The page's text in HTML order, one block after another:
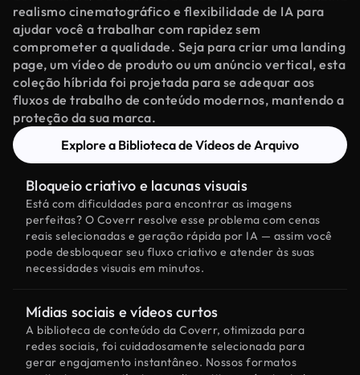
realismo cinematográfico e flexibilidade de IA para
ajudar você a trabalhar com rapidez sem
comprometer a qualidade. Seja para criar uma landing
page, um vídeo de produto ou um anúncio vertical, esta
coleção híbrida foi projetada para se adequar aos
fluxos de trabalho de conteúdo modernos, mantendo a
proteção da sua marca.
Explore a Biblioteca de Vídeos de Arquivo
Bloqueio criativo e lacunas visuais
Está com dificuldades para encontrar as imagens
perfeitas? O Coverr resolve esse problema com cenas
reais selecionadas e geração rápida por IA — assim você
pode desbloquear seu fluxo criativo e atender às suas
necessidades visuais em minutos.
Mídias sociais e vídeos curtos
A biblioteca de conteúdo da Coverr, otimizada para
redes sociais, foi cuidadosamente selecionada para
gerar engajamento instantâneo. Nossos formatos